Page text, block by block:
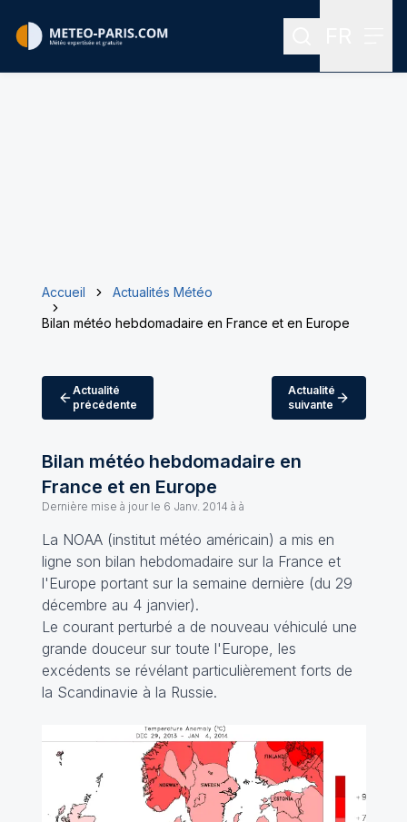
Rechercher
Accueil
Actualités Météo
Bilan météo hebdomadaire en France et en Europe
Actualité
précédente
Actualité
suivante
Bilan météo hebdomadaire en
France et en Europe
Dernière mise à jour le 6 Janv. 2014 à à
La NOAA (institut météo américain) a mis en
ligne son bilan hebdomadaire sur la France et
l'Europe portant sur la semaine dernière (du 29
décembre au 4 janvier).
Le courant perturbé a de nouveau véhiculé une
grande douceur sur toute l'Europe, les
excédents se révélant particulièrement forts de
la Scandinavie à la Russie.